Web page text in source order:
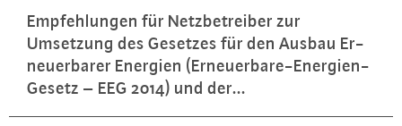
Emp­feh­lun­gen für Netz­be­trei­ber zur
Umsetzung des Gesetzes für den Ausbau Er­
neu­er­ba­rer Energien (Er­neu­er­ba­re-En­er­gi­en-
Ge­setz – EEG 2014) und der...